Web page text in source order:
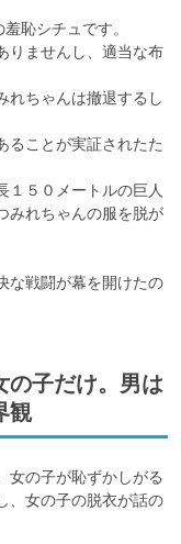
恥シチュです。
りませんし、適当な布
れちゃんは撤退するし
ることが実証されたた
１５０メートルの巨人
みれちゃんの服を脱が
な戦闘が幕を開けたの
の子だけ。男は
観
女の子が恥ずかしがる
、女の子の脱衣が話の